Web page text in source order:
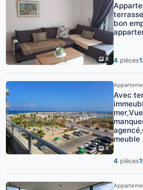
6
bon
4 pièces
5
Avec
meuble
4 pièces